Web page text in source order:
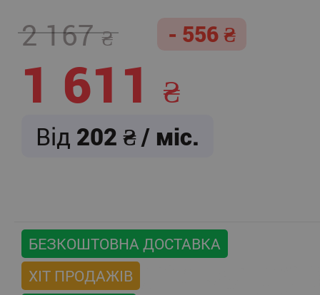
2 167 - 556
1 611
Від 202 / міс.
БЕЗКОШТОВНА ДОСТАВКА
ХІТ ПРОДАЖІВ